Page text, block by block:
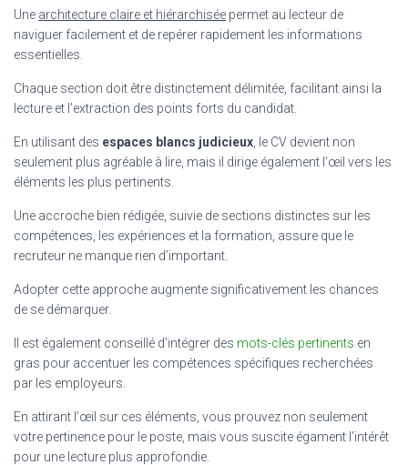
Une architecture claire et hiérarchisée permet au lecteur de
naviguer facilement et de repérer rapidement les informations
essentielles.
Chaque section doit être distinctement délimitée, facilitant ainsi la
lecture et l’extraction des points forts du candidat.
En utilisant des espaces blancs judicieux , le CV devient non
seulement plus agréable à lire, mais il dirige également l’œil vers les
éléments les plus pertinents.
Une accroche bien rédigée, suivie de sections distinctes sur les
compétences, les expériences et la formation, assure que le
recruteur ne manque rien d’important.
Adopter cette approche augmente significativement les chances
de se démarquer.
Il est également conseillé d’intégrer des mots-clés pertinents en
gras pour accentuer les compétences spécifiques recherchées
par les employeurs.
En attirant l’œil sur ces éléments, vous prouvez non seulement
votre pertinence pour le poste, mais vous suscite égament l’intérêt
pour une lecture plus approfondie.